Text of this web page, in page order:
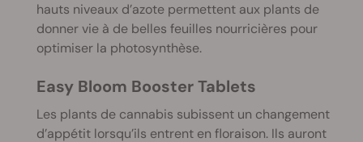
hauts niveaux d’azote permettent aux plants de
donner vie à de belles feuilles nourricières pour
optimiser la photosynthèse.
Easy Bloom Booster Tablets
Les plants de cannabis subissent un changement
d’appétit lorsqu’ils entrent en floraison. Ils auront